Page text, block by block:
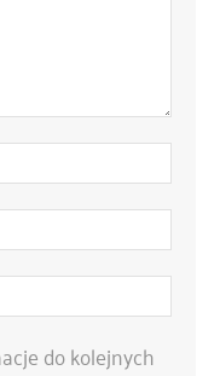
do kolejnych